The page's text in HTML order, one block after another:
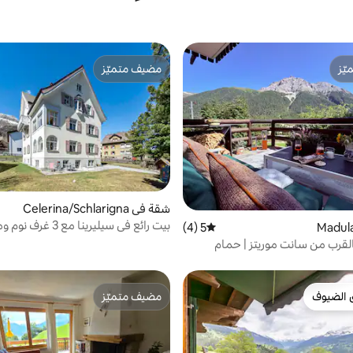
متوسط التقييم 5 من 5، 4 مراجعات
5 (4)
من سانت موريتز | حمام
مضيف متميّز
مضيف متميّز
شقة في Celerina/Schlarigna
بيت رائع في سيليرينا مع
الضيوف
الضيوف
مضيف متميّز
مضيف متميّز